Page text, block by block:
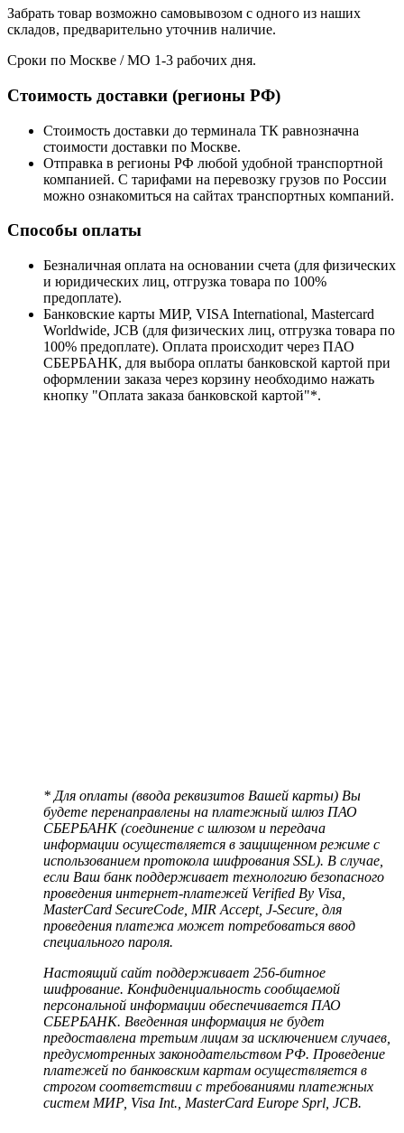
Забрать товар возможно самовывозом с одного из наших
складов, предварительно уточнив наличие.
Сроки по Москве / МО 1-3 рабочих дня.
Стоимость доставки (регионы РФ)
Стоимость доставки до терминала ТК равнозначна
стоимости доставки по Москве.
Отправка в регионы РФ любой удобной транспортной
компанией. С тарифами на перевозку грузов по России
можно ознакомиться на сайтах транспортных компаний.
Способы оплаты
Безналичная оплата на основании счета (для физических
и юридических лиц, отгрузка товара по 100%
предоплате).
Банковские карты МИР, VISA International, Mastercard
Worldwide, JCB (для физических лиц, отгрузка товара по
100% предоплате). Оплата происходит через ПАО
СБЕРБАНК, для выбора оплаты банковской картой при
оформлении заказа через корзину необходимо нажать
кнопку "Оплата заказа банковской картой"*.
* Для оплаты (ввода реквизитов Вашей карты) Вы
будете перенаправлены на платежный шлюз ПАО
СБЕРБАНК (соединение с шлюзом и передача
информации осуществляется в защищенном режиме с
использованием протокола шифрования SSL). В случае,
если Ваш банк поддерживает технологию безопасного
проведения интернет-платежей Verified By Visa,
MasterCard SecureCode, MIR Accept, J-Secure, для
проведения платежа может потребоваться ввод
специального пароля.
Настоящий сайт поддерживает 256-битное
шифрование. Конфиденциальность сообщаемой
персональной информации обеспечивается ПАО
СБЕРБАНК. Введенная информация не будет
предоставлена третьим лицам за исключением случаев,
предусмотренных законодательством РФ. Проведение
платежей по банковским картам осуществляется в
строгом соответствии с требованиями платежных
систем МИР, Visa Int., MasterCard Europe Sprl, JCB.